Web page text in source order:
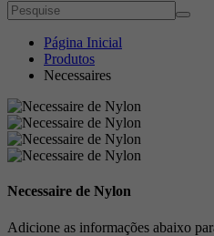
Página Inicial
Produtos
Necessaires
Necessaire de Nylon
Adicione as informações abaixo